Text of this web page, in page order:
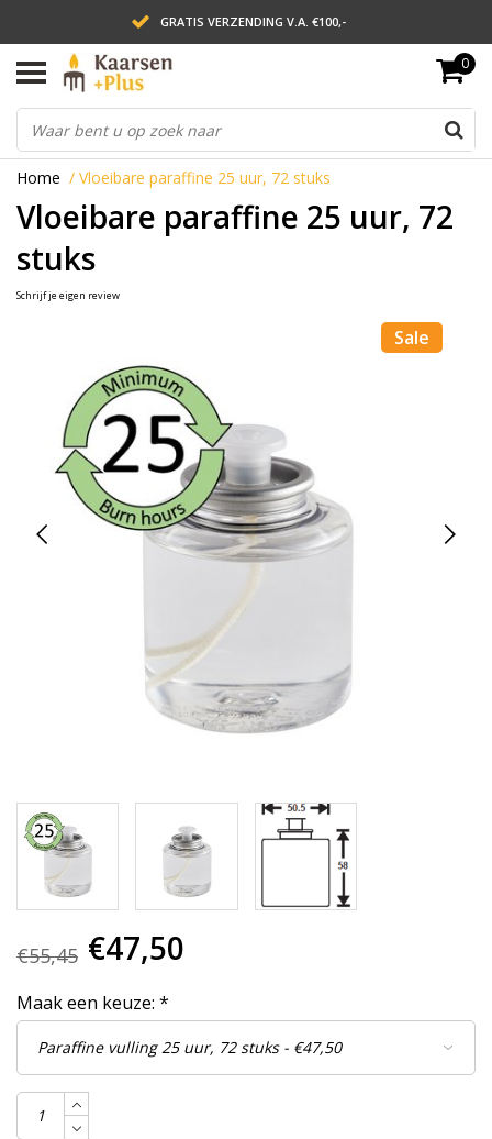
GRATIS VERZENDING V.A. €100,-
LEVERING BINNEN 2 WERKDAGEN
ACHTERAF BETALEN VIA AFTERPAY
0
Home / Vloeibare paraffine 25 uur, 72 stuks
Vloeibare paraffine 25 uur, 72
stuks
Schrijf je eigen review
Sale
€55,45 €47,50
Maak een keuze: *